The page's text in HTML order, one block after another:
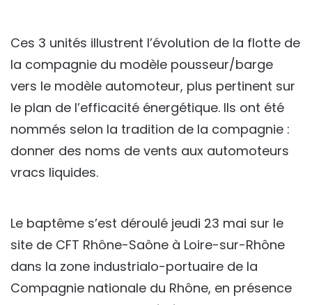
Ces 3 unités illustrent l’évolution de la flotte de
la compagnie du modèle pousseur/barge
vers le modèle automoteur, plus pertinent sur
le plan de l’efficacité énergétique. Ils ont été
nommés selon la tradition de la compagnie :
donner des noms de vents aux automoteurs
vracs liquides.
Le baptême s’est déroulé jeudi 23 mai sur le
site de CFT Rhône-Saône à Loire-sur-Rhône
dans la zone industrialo-portuaire de la
Compagnie nationale du Rhône, en présence